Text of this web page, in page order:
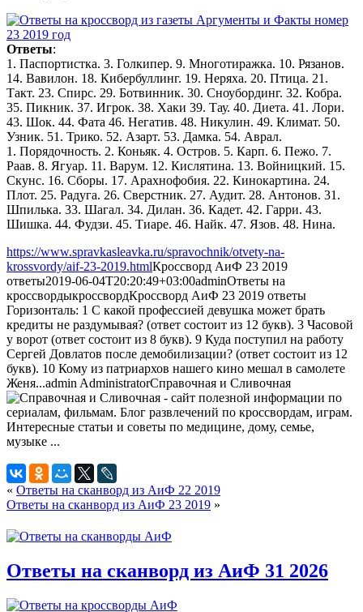
Ответы:
1. Паспортистка. 3. Голкипер. 9. Многотиражка. 10. Рязанов.
14. Вавилон. 18. Кибербуллинг. 19. Неряха. 20. Птица. 21.
Такт. 23. Спирс. 29. Ботвинник. 30. Сноубординг. 32. Кобра.
35. Пикник. 37. Игрок. 38. Хаки 39. Тау. 40. Диета. 41. Лори.
43. Шок. 44. Фата 46. Негатив. 48. Никулин. 49. Климат. 50.
Узник. 51. Трико. 52. Азарт. 53. Дамка. 54. Аврал.
1. Порядочность. 2. Коньяк. 4. Остров. 5. Карп. 6. Пежо. 7.
Раав. 8. Ягуар. 11. Варум. 12. Кислятина. 13. Войницкий. 15.
Скунс. 16. Сборы. 17. Арахнофобия. 22. Кинокартина. 24.
Плот. 25. Радуга. 26. Сверстник. 27. Аудит. 28. Антонов. 31.
Шпилька. 33. Шагал. 34. Дилан. 36. Кадет. 42. Гарри. 43.
Шишка. 44. Фудзи. 45. Тиаре. 46. Найк. 47. Язов. 48. Нина.
https://www.spravkasleavka.ru/spravochnik/otvety-na-
krossvordy/aif-23-2019.htmlКроссворд АиФ 23 2019
ответы2019-06-04T20:20:49+03:00adminОтветы на
кроссвордыкроссвордКроссворд АиФ 23 2019 ответы
Горизонталь: 1 С какой профессией девушка может брать
кредиты не раздумывая? (ответ состоит из 12 букв). 3 Часовой
у ворот (ответ состоит из 8 букв). 9 Куда поступил на работу
Сергей Довлатов после демобилизации? (ответ состоит из 12
букв). 10 Кому из патриархов нашего кино мешал в самолете
Женя...admin AdministratorСправочная и Сливочная
« Ответы на сканворд из АиФ 22 2019
Ответы на сканворд из АиФ 23 2019 »
Ответы на сканворд из АиФ 31 2026